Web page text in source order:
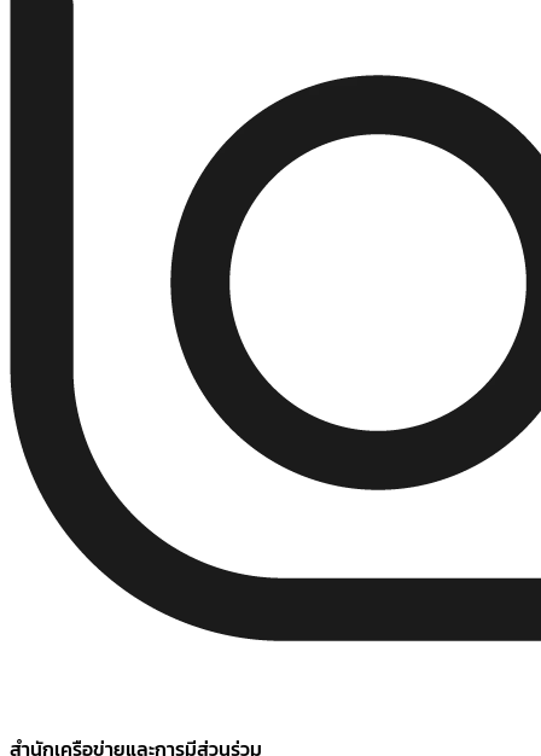
สำนักเครือข่ายและการมีส่วนร่วม